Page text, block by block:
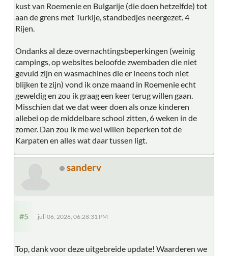
kust van Roemenie en Bulgarije (die doen hetzelfde) tot
aan de grens met Turkije, standbedjes neergezet. 4
Rijen.
Ondanks al deze overnachtingsbeperkingen (weinig
campings, op websites beloofde zwembaden die niet
gevuld zijn en wasmachines die er ineens toch niet
blijken te zijn) vond ik onze maand in Roemenie echt
geweldig en zou ik graag een keer terug willen gaan.
Misschien dat we dat weer doen als onze kinderen
allebei op de middelbare school zitten, 6 weken in de
zomer. Dan zou ik me wel willen beperken tot de
Karpaten en alles wat daar tussen ligt.
sanderv
#5 juli 06, 2026, 06:28:31 PM
Top, dank voor deze uitgebreide update! Waarderen we